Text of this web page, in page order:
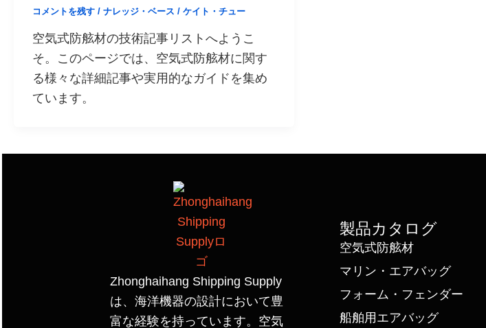
コメントを残す / ナレッジ・ベース / ケイト・チュー
空気式防舷材の技術記事リストへようこ
そ。このページでは、空気式防舷材に関す
る様々な詳細記事や実用的なガイドを集め
ています。
Zhonghaihang Shipping Supply
は、海洋機器の設計において豊
富な経験を持っています。空気
製品カタログ
空気式防舷材
マリン・エアバッグ
フォーム・フェンダー
船舶用エアバッグ